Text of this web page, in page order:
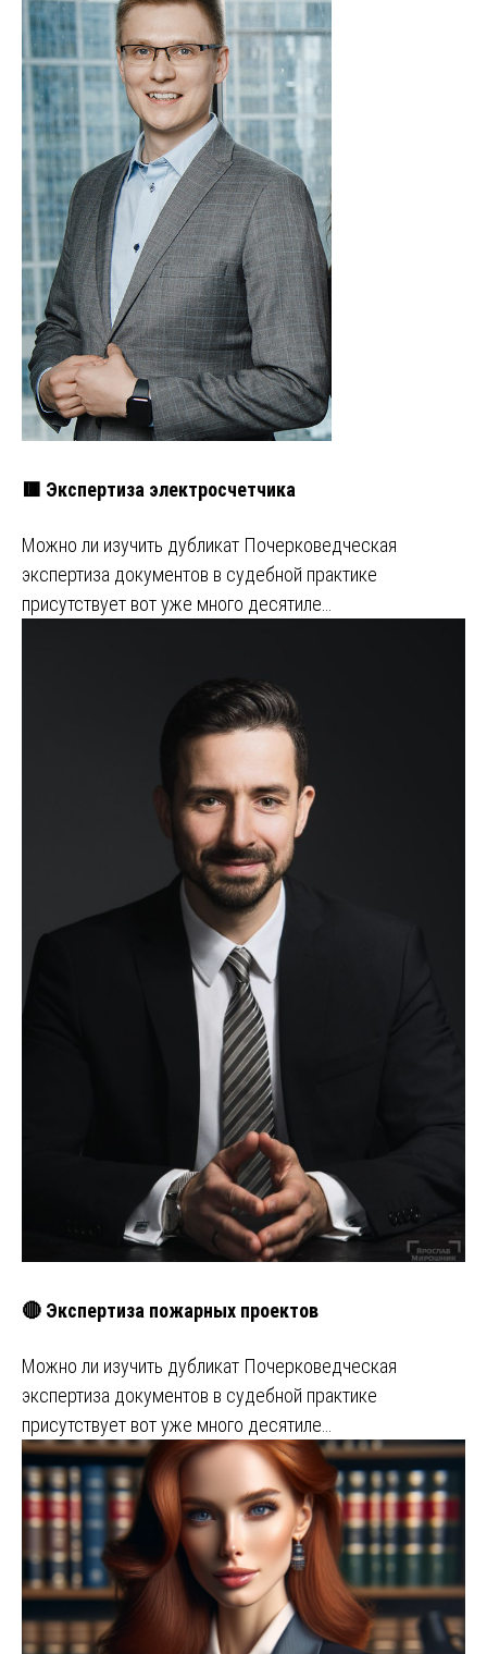
🟥 Экспертиза электросчетчика
Можно ли изучить дубликат Почерковедческая
экспертиза документов в судебной практике
присутствует вот уже много десятиле…
🔴 Экспертиза пожарных проектов
Можно ли изучить дубликат Почерковедческая
экспертиза документов в судебной практике
присутствует вот уже много десятиле…